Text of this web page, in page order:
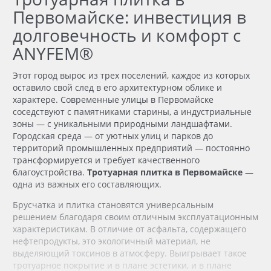
Первомайске: инвестиция в
долговечность и комфорт с
ANYFEM®
Этот город вырос из трех поселений, каждое из которых
оставило свой след в его архитектурном облике и
характере. Современные улицы в Первомайске
соседствуют с памятниками старины, а индустриальные
зоны — с уникальными природными ландшафтами.
Городская среда — от уютных улиц и парков до
территорий промышленных предприятий — постоянно
трансформируется и требует качественного
благоустройства. Тротуарная плитка в Первомайске —
одна из важных его составляющих.
Брусчатка и плитка становятся универсальным
решением благодаря своим отличным эксплуатационным
характеристикам. В отличие от асфальта, содержащего
нефтепродукты, это экологичный материал, не
выделяющий токсинов в атмосферу. Выигрывает такое
тротуарное покрытие и в плане эстетики, и в плане